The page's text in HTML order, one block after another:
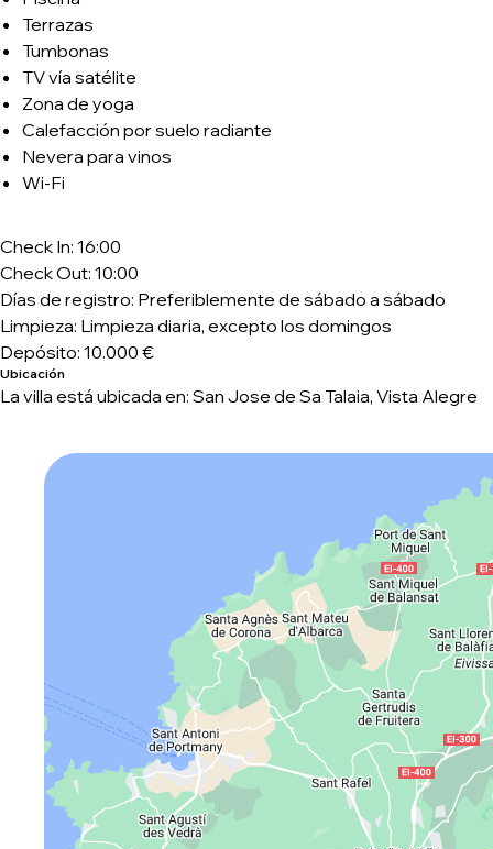
Terrazas
Tumbonas
TV vía satélite
Zona de yoga
Calefacción por suelo radiante
Nevera para vinos
Wi-Fi
Check In: 16:00
Check Out: 10:00
Días de registro: Preferiblemente de sábado a sábado
Limpieza: Limpieza diaria, excepto los domingos
Depósito: 10.000 €
Ubicación
La villa está ubicada en: San Jose de Sa Talaia, Vista Alegre